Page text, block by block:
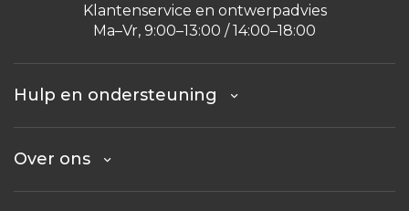
Klantenservice en ontwerpadvies
Ma–Vr, 9:00–13:00 / 14:00–18:00
Hulp en ondersteuning
Over ons